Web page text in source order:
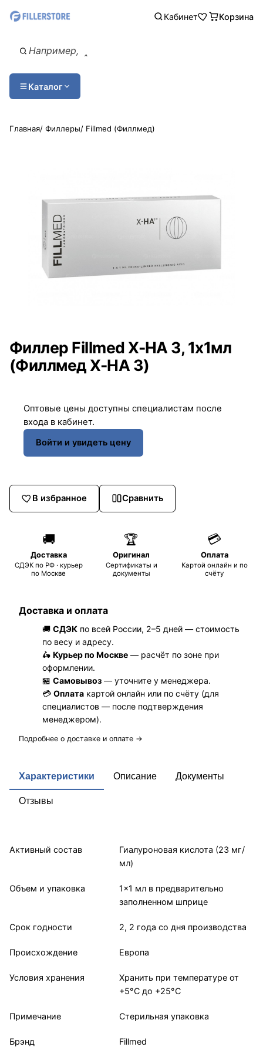
Кабинет Корзина
Каталог
Главная/ Филлеры/ Fillmed (Филлмед)
Филлер Fillmed X-HA 3, 1x1мл
(Филлмед X-HA 3)
Оптовые цены доступны специалистам после
входа в кабинет.
Войти и увидеть цену
В избранное Сравнить
🚚
Доставка
СДЭК по РФ · курьер
по Москве
🏆
Оригинал
Сертификаты и
документы
💳
Оплата
Картой онлайн и по
счёту
Доставка и оплата
🚚 СДЭК по всей России, 2–5 дней — стоимость
по весу и адресу.
🛵 Курьер по Москве — расчёт по зоне при
оформлении.
🏪 Самовывоз — уточните у менеджера.
💳 Оплата картой онлайн или по счёту (для
специалистов — после подтверждения
менеджером).
Подробнее о доставке и оплате →
Характеристики Описание Документы
Отзывы
Активный состав
Гиалуроновая кислота (23 мг/
мл)
Объем и упаковка
1x1 мл в предварительно
заполненном шприце
Срок годности 2, 2 года со дня производства
Происхождение Европа
Условия хранения
Хранить при температуре от
+5°С до +25°С
Примечание Стерильная упаковка
Брэнд Fillmed